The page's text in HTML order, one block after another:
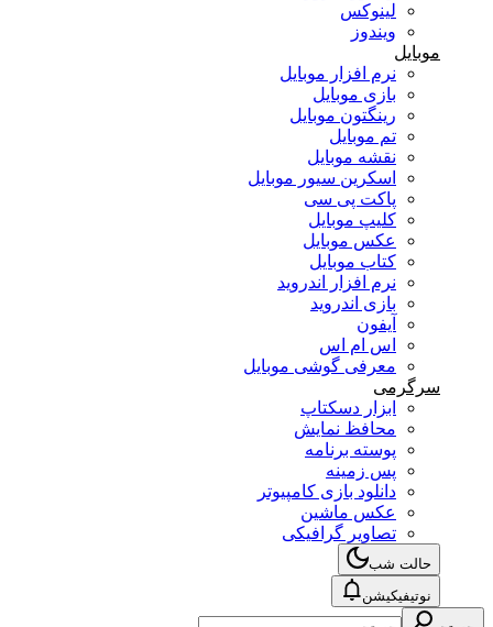
لینوکس
ویندوز
موبایل
نرم افزار موبایل
بازی موبایل
رینگتون موبایل
تم موبایل
نقشه موبایل
اسکرین سیور موبایل
پاکت پی سی
کلیپ موبایل
عکس موبایل
کتاب موبایل
نرم افزار اندروید
بازی اندروید
آیفون
اس ام اس
معرفی گوشی موبایل
سرگرمی
ابزار دسکتاپ
محافظ نمایش
پوسته برنامه
پس زمینه
دانلود بازی کامپیوتر
عکس ماشین
تصاویر گرافیکی
حالت شب
نوتیفیکیشن